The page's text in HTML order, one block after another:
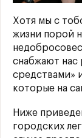
Хотя мы с
жизни порой
снабжают нас
средствами»
которые на
Ниже
городских